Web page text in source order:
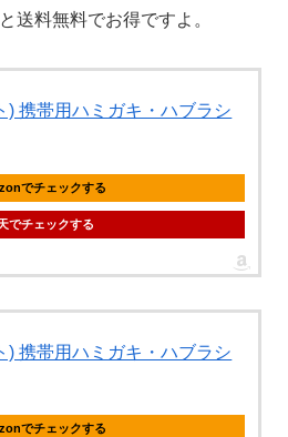
送料無料でお得ですよ。
) 携帯用ハミガキ・ハブラシ
でチェックする
でチェックする
) 携帯用ハミガキ・ハブラシ
でチェックする